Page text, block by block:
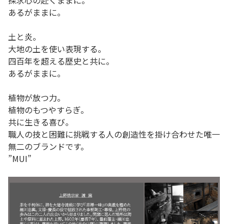
あるがままに。
土と炎。
大地の土を使い表現する。
四百年を超える歴史と共に。
あるがままに。
植物が放つ力。
植物のもつやすらぎ。
共に生きる喜び。
職人の技と困難に挑戦する人の創造性を掛け合わせた唯一
無二のブランドです。
”MUI”